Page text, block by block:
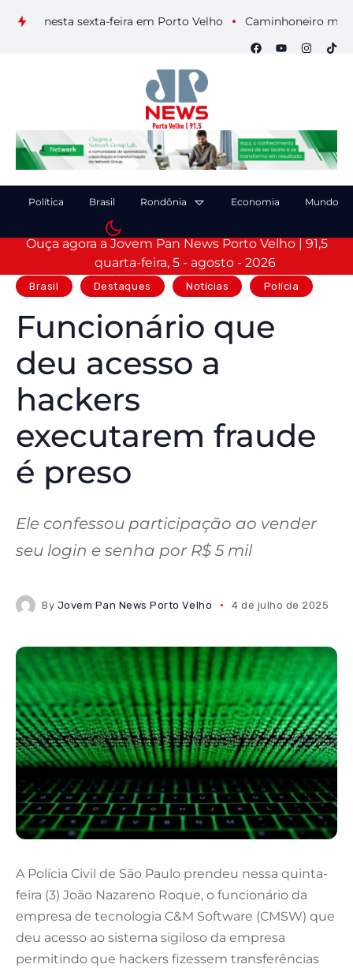
nesta sexta-feira em Porto Velho Caminhoneiro morre
Política Brasil Rondônia Economia Mundo
Ouça agora a Jovem Pan News Porto Velho | 91,5
quarta-feira, 5 - agosto - 2026
Brasil Destaques Notícias Polícia
Funcionário que
deu acesso a
hackers
executarem fraude
é preso
Ele confessou participação ao vender
seu login e senha por R$ 5 mil
By Jovem Pan News Porto Velho 4 de julho de 2025
A Polícia Civil de São Paulo prendeu nessa quinta-
feira (3) João Nazareno Roque, o funcionário da
empresa de tecnologia C&M Software (CMSW) que
deu acesso ao sistema sigiloso da empresa
permitindo que hackers fizessem transferências